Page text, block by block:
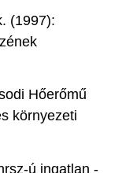
(1997):
Hőerőmű
környezeti
ú ingatlan -